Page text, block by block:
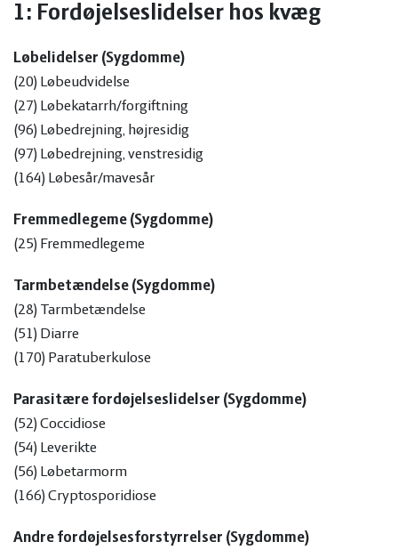
1: Fordøjelseslidelser hos kvæg
Løbelidelser (Sygdomme)
(20) Løbeudvidelse
(27) Løbekatarrh/forgiftning
(96) Løbedrejning, højresidig
(97) Løbedrejning, venstresidig
(164) Løbesår/mavesår
Fremmedlegeme (Sygdomme)
(25) Fremmedlegeme
Tarmbetændelse (Sygdomme)
(28) Tarmbetændelse
(51) Diarre
(170) Paratuberkulose
Parasitære fordøjelseslidelser (Sygdomme)
(52) Coccidiose
(54) Leverikte
(56) Løbetarmorm
(166) Cryptosporidiose
Andre fordøjelsesforstyrrelser (Sygdomme)